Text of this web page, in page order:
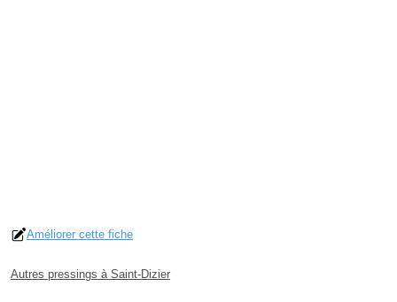
Améliorer cette fiche
Autres pressings à Saint-Dizier